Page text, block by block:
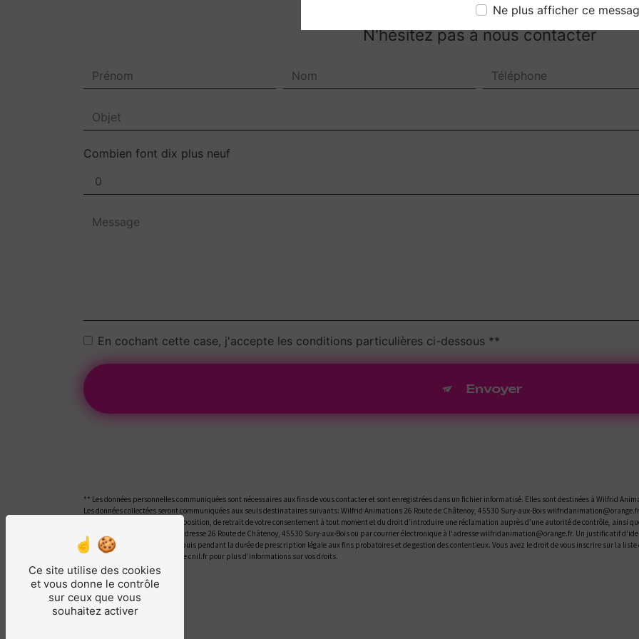
Ne plus afficher ce
N'hésitez pas à nous contacter
Combien font dix plus neuf
En cochant cette case, j'accepte les conditions particulières ci-dessous **
Envoyer
** Les données personnelles communiquées sont nécessaires aux fins de vous contacter et sont enregistrées dans un fichier informatisé. Elles sont destinées à Wilfrid
Les données collectées seront communiquées aux seuls destinataires suivants: Wilfrid Animations 26 Route de Châtenoy, 45530 Sury-aux-Bois
portabilité, de limitation, d’opposition, de retrait de votre consentement à tout moment et du droit d’introduire une réclamation auprès d’une autorité de contrôle, ainsi
ces droits par voie postale à l'adresse 26 Route de Châtenoy, 45530 Sury-aux-Bois ou par courrier électronique à l'adresse wilfridanimation@orange.fr. Un justificatif
la période de prise de contact puis pendant la durée de prescription légale aux fins probatoires et de gestion des contentieux. Vous avez le droit de vous inscrire sur la
Bloctel.gouv.fr
. Consultez le site cnil.fr pour plus d’informations sur vos droits.
Ce site utilise des cookies
et vous donne le contrôle
sur ceux que vous
souhaitez activer